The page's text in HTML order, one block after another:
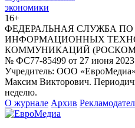
экономики
16+
ФЕДЕРАЛЬНАЯ СЛУЖБА ПО
ИНФОРМАЦИОННЫХ
КОММУНИКАЦИЙ
№ ФС77-85499 от 27 июня 2023
Учредитель: ООО
Максим Викторович.
неделю.
О журнале Архив